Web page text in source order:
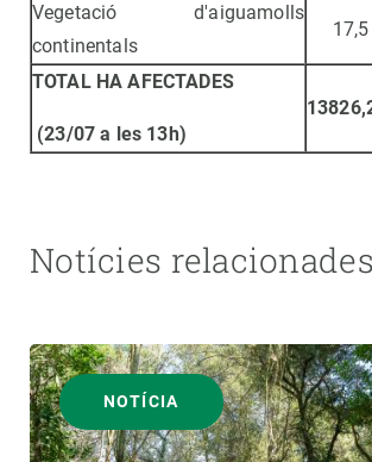
Vegetació d'aiguamolls
continentals
17,5
TOTAL HA AFECTADES
(23/07 a les 13h)
Notícies relacionades
NOTÍCIA